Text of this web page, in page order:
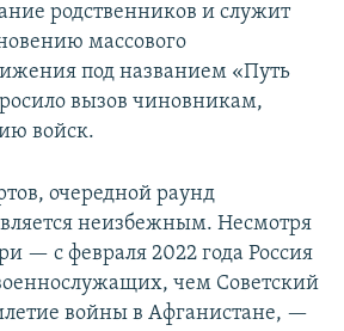
родственников и служит
массового
под названием «Путь
вызов чиновникам,
войск.
очередной раунд
неизбежным. Несмотря
— с февраля 2022 года Россия
чем Советский
войны в Афганистане, —